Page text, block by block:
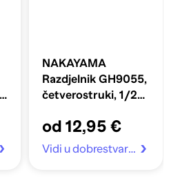
NAKAYAMA
Razdjelnik GH9055,
četverostruki, 1/2",
od 12,95 €
Vidi u dobrestvari.hr